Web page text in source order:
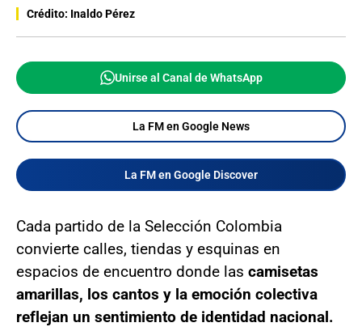
Crédito: Inaldo Pérez
Unirse al Canal de WhatsApp
La FM en Google News
La FM en Google Discover
Cada partido de la Selección Colombia
convierte calles, tiendas y esquinas en
espacios de encuentro donde las camisetas
amarillas, los cantos y la emoción colectiva
reflejan un sentimiento de identidad nacional.